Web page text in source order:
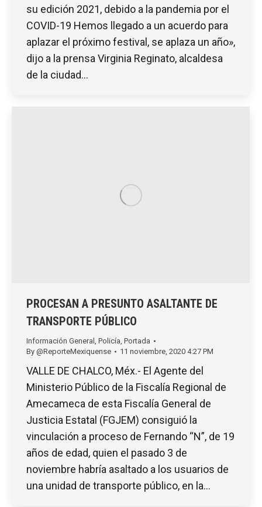
su edición 2021, debido a la pandemia por el
COVID-19 Hemos llegado a un acuerdo para
aplazar el próximo festival, se aplaza un año»,
dijo a la prensa Virginia Reginato, alcaldesa
de la ciudad…
PROCESAN A PRESUNTO ASALTANTE DE
TRANSPORTE PÚBLICO
Información General , Policía, Portada
By @ReporteMexiquense 11 noviembre, 2020 4:27 PM
VALLE DE CHALCO, Méx.- El Agente del
Ministerio Público de la Fiscalía Regional de
Amecameca de esta Fiscalía General de
Justicia Estatal (FGJEM) consiguió la
vinculación a proceso de Fernando “N”, de 19
años de edad, quien el pasado 3 de
noviembre habría asaltado a los usuarios de
una unidad de transporte público, en la…